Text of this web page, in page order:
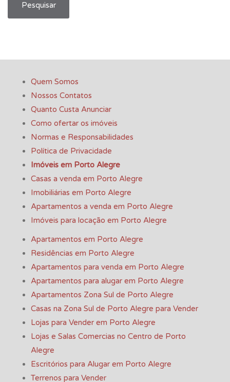
Pesquisar
Quem Somos
Nossos Contatos
Quanto Custa Anunciar
Como ofertar os imóveis
Normas e Responsabilidades
Política de Privacidade
Imóveis em Porto Alegre
Casas a venda em Porto Alegre
Imobiliárias em Porto Alegre
Apartamentos a venda em Porto Alegre
Imóveis para locação em Porto Alegre
Apartamentos em Porto Alegre
Residências em Porto Alegre
Apartamentos para venda em Porto Alegre
Apartamentos para alugar em Porto Alegre
Apartamentos Zona Sul de Porto Alegre
Casas na Zona Sul de Porto Alegre para Vender
Lojas para Vender em Porto Alegre
Lojas e Salas Comercias no Centro de Porto
Alegre
Escritórios para Alugar em Porto Alegre
Terrenos para Vender